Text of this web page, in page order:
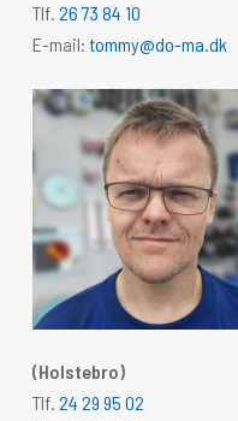
Tlf. 26 73 84 10
E-mail: tommy@do-ma.dk
(Holstebro)
Tlf. 24 29 95 02